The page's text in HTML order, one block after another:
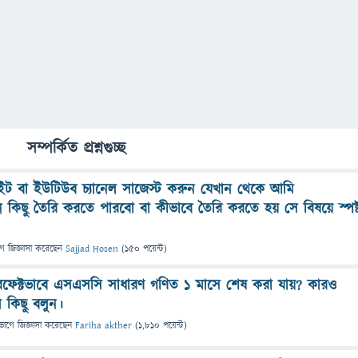
সম্পর্কিত প্রশ্নগুচ্ছ
বা ইউটিউব চ্যানেল সাজেস্ট করুন যেখান থেকে আমি
কিছু তৈরি করতে পারবো বা কীভাবে তৈরি করতে হয় সে বিষয়ে
জিজ্ঞাসাকরেছেনSajjad Hosen (150 পয়েন্ট)
এসএসসি সাধারণ গণিত ১ মাসে শেষ করা যায়? কারও
কিছু বলুন।
জিজ্ঞাসাকরেছেনFariha akther (1,810 পয়েন্ট)